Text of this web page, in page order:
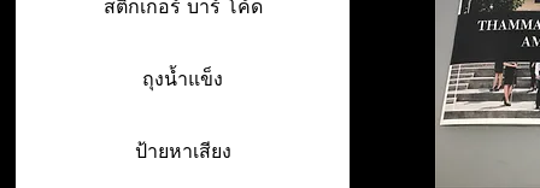
สติ๊กเกอร์ บาร์ โค้ด
ถุงน้ำแข็ง
ป้ายหาเสียง